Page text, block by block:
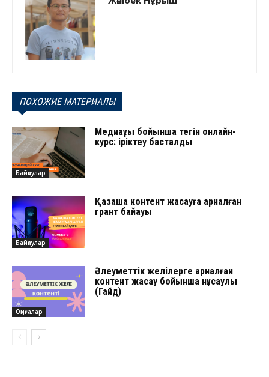
ПОХОЖИЕ МАТЕРИАЛЫ
Байқаулар
Медиақұқық бойынша тегін онлайн-
курс: іріктеу басталды
Байқаулар
Қазақша контент жасауға арналған
грант байқауы
Оқиғалар
Әлеуметтік желілерге арналған
контент жасау бойынша нұсқаулық
(Гайд)